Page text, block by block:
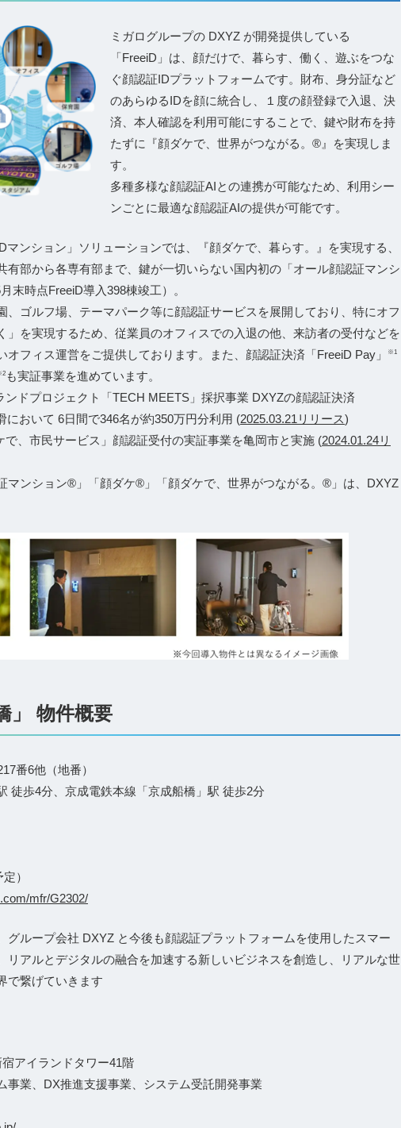
ミガログループの DXYZ が開発提供している
「FreeiD」は、顔だけで、暮らす、働く、遊ぶをつな
ぐ顔認証IDプラットフォームです。財布、身分証など
のあらゆるIDを顔に統合し、１度の顔登録で入退、決
済、本人確認を利用可能にすることで、鍵や財布を持
たずに『顔ダケで、世界がつながる。®』を実現しま
す。
多種多様な顔認証AIとの連携が可能なため、利用シー
ンごとに最適な顔認証AIの提供が可能です。
ンション」ソリューションでは、『顔ダケで、暮らす。』を実現する、
有部から各専有部まで、鍵が一切いらない国内初の「オール顔認証マンシ
末時点FreeiD導入398棟竣工）。
、ゴルフ場、テーマパーク等に顔認証サービスを展開しており、特にオフ
」を実現するため、従業員のオフィスでの入退の他、来訪者の受付などを
フィス運営をご提供しております。また、顔認証決済「FreeiD Pay」
※1
も実証事業を進めています。
ドプロジェクト「TECH MEETS」採択事業 DXYZの顔認証決済
において 6日間で346名が約350万円分利用 (2025.03.21リリース)
、市民サービス」顔認証受付の実証事業を亀岡市と実施 (2024.01.24リ
ンション®」「顔ダケ®」「顔ダケで、世界がつながる。®」は、DXYZ
」 物件概要
番6他（地番）
徒歩4分、京成電鉄本線「京成船橋」駅 徒歩2分
）
mfr/G2302/
グループ会社 DXYZ と今後も顔認証プラットフォームを使用したスマー
リアルとデジタルの融合を加速する新しいビジネスを創造し、リアルな世
で繋げていきます
アイランドタワー41階
事業、DX推進支援事業、システム受託開発事業